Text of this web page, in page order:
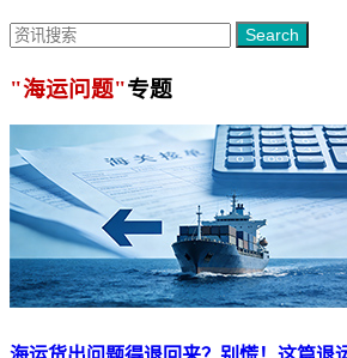
Search
"海运问题"专题